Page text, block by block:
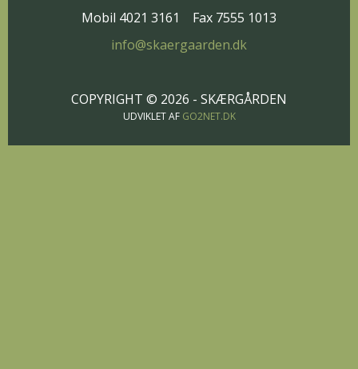
Mobil 4021 3161
Fax 7555 1013
info@skaergaarden.dk
COPYRIGHT © 2026 - SKÆRGÅRDEN
UDVIKLET AF GO2NET.DK